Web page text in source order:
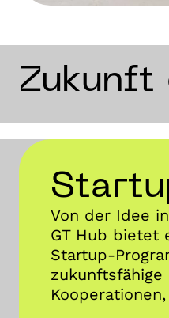
Zukunft
Von der Idee
GT Hub bietet
Startup-
zukunftsfähige